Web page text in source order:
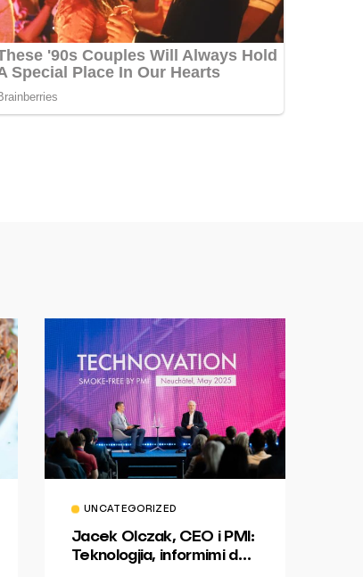
UNCATEGORIZED
Jacek Olczak, CEO i PMI:
Teknologjia, informimi dhe